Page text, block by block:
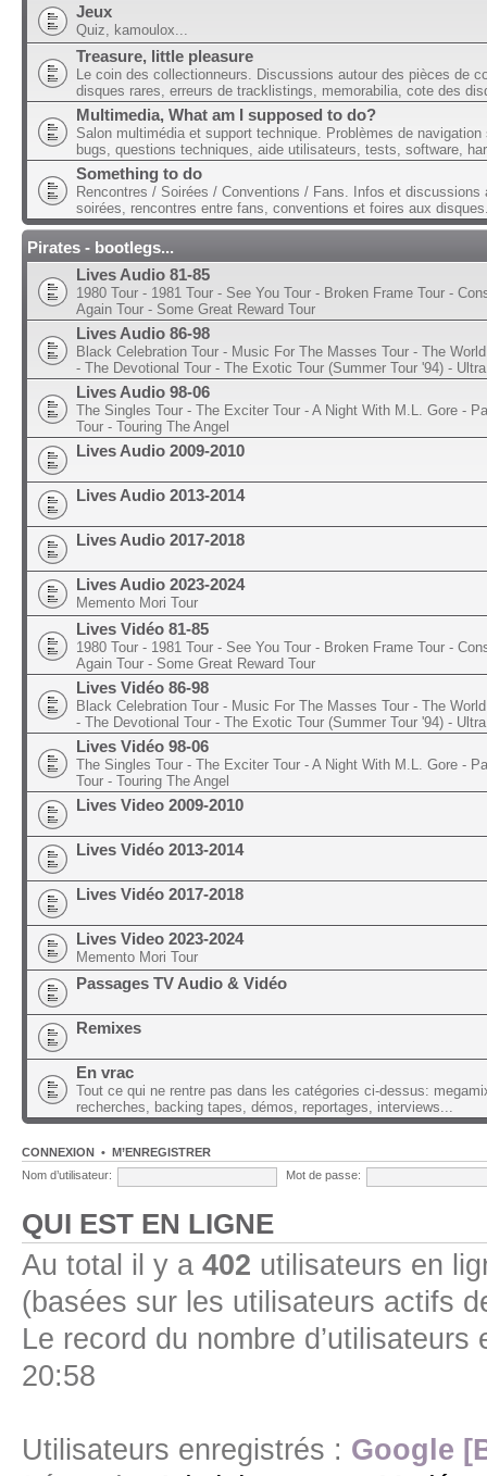
Jeux
Quiz, kamoulox...
Treasure, little pleasure
Le coin des collectionneurs. Discussions autour des pièces de
disques rares, erreurs de tracklistings, memorabilia, cote des
Multimedia, What am I supposed to do?
Salon multimédia et support technique. Problèmes de navigation
bugs, questions techniques, aide utilisateurs, tests, software,
Something to do
Rencontres / Soirées / Conventions / Fans. Infos et discussions
soirées, rencontres entre fans, conventions et foires aux
Pirates - bootlegs...
Lives Audio 81-85
1980 Tour - 1981 Tour - See You Tour - Broken Frame Tour -
Again Tour - Some Great Reward Tour
Lives Audio 86-98
Black Celebration Tour - Music For The Masses Tour - The
- The Devotional Tour - The Exotic Tour (Summer Tour '94) -
Lives Audio 98-06
The Singles Tour - The Exciter Tour - A Night With M.L. Gore -
Tour - Touring The Angel
Lives Audio 2009-2010
Lives Audio 2013-2014
Lives Audio 2017-2018
Lives Audio 2023-2024
Memento Mori Tour
Lives Vidéo 81-85
1980 Tour - 1981 Tour - See You Tour - Broken Frame Tour -
Again Tour - Some Great Reward Tour
Lives Vidéo 86-98
Black Celebration Tour - Music For The Masses Tour - The
- The Devotional Tour - The Exotic Tour (Summer Tour '94) -
Lives Vidéo 98-06
The Singles Tour - The Exciter Tour - A Night With M.L. Gore -
Tour - Touring The Angel
Lives Video 2009-2010
Lives Vidéo 2013-2014
Lives Vidéo 2017-2018
Lives Video 2023-2024
Memento Mori Tour
Passages TV Audio & Vidéo
Remixes
En vrac
Tout ce qui ne rentre pas dans les catégories ci-dessus:
recherches, backing tapes, démos, reportages, interviews...
CONNEXION • M’ENREGISTRER
Nom d’utilisateur:
Mot de passe:
QUI EST EN LIGNE
Au total il y a 402 utilisateurs en
(basées sur les utilisateurs actifs
Le record du nombre
20:58
Utilisateurs enregistrés : Google